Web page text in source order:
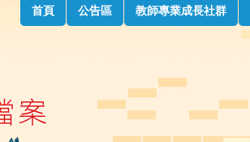
首頁 公告區 教師專業成長社群